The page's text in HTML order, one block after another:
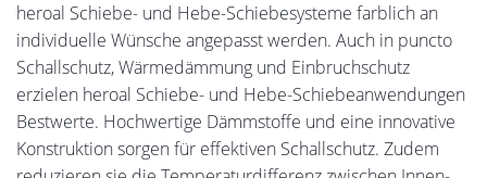
heroal Schiebe- und Hebe-Schiebesysteme farblich an
individuelle Wünsche angepasst werden. Auch in puncto
Schallschutz, Wärmedämmung und Einbruchschutz
erzielen heroal Schiebe- und Hebe-Schiebeanwendungen
Bestwerte. Hochwertige Dämmstoffe und eine innovative
Konstruktion sorgen für effektiven Schallschutz. Zudem